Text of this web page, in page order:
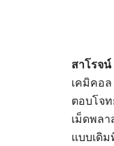
สาโรจ
เคมิคอ
ตอบโจ
เม็ดพล
แบบเดิ